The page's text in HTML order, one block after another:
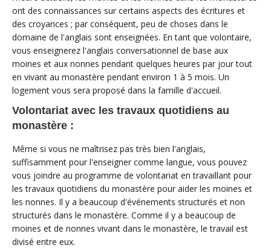
ont des connaissances sur certains aspects des écritures et
des croyances ; par conséquent, peu de choses dans le
domaine de l'anglais sont enseignées. En tant que volontaire,
vous enseignerez l'anglais conversationnel de base aux
moines et aux nonnes pendant quelques heures par jour tout
en vivant au monastère pendant environ 1 à 5 mois. Un
logement vous sera proposé dans la famille d'accueil.
Volontariat avec les travaux quotidiens au
monastère :
Même si vous ne maîtrisez pas très bien l'anglais,
suffisamment pour l'enseigner comme langue, vous pouvez
vous joindre au programme de volontariat en travaillant pour
les travaux quotidiens du monastère pour aider les moines et
les nonnes. Il y a beaucoup d'événements structurés et non
structurés dans le monastère. Comme il y a beaucoup de
moines et de nonnes vivant dans le monastère, le travail est
divisé entre eux.